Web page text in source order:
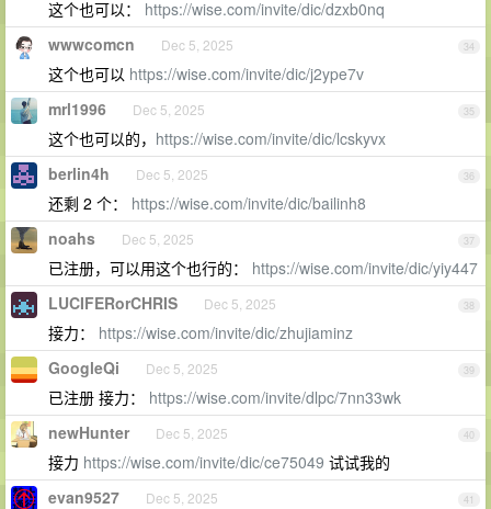
这个也可以： https://wise.com/invite/dic/dzxb0nq
34
wwwcomcn Dec 5, 2025
这个也可以 https://wise.com/invite/dic/j2ype7v
35
mrl1996 Dec 5, 2025
这个也可以的， https://wise.com/invite/dic/lcskyvx
36
berlin4h Dec 5, 2025
还剩 2 个： https://wise.com/invite/dic/bailinh8
37
noahs Dec 5, 2025
已注册，可以用这个也行的： https://wise.com/invite/dic/yiy447
38
LUCIFERorCHRIS Dec 5, 2025
接力： https://wise.com/invite/dic/zhujiaminz
39
GoogleQi Dec 5, 2025
已注册 接力： https://wise.com/invite/dlpc/7nn33wk
40
newHunter Dec 5, 2025
接力 https://wise.com/invite/dic/ce75049 试试我的
41
evan9527 Dec 5, 2025